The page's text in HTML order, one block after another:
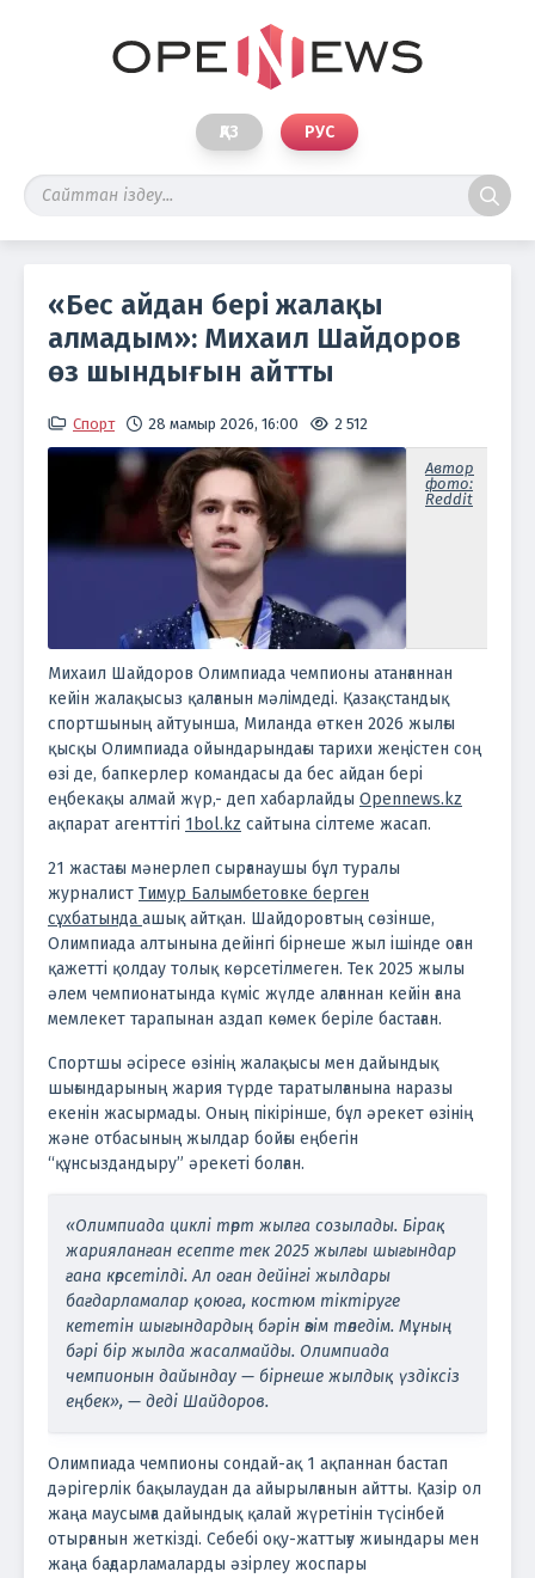
ҚАЗ РУС
«Бес айдан бері жалақы
алмадым»: Михаил Шайдоров
өз шындығын айтты
Спорт 28 мамыр 2026, 16:00 2 512
Автор
фото:
Reddit
Михаил Шайдоров Олимпиада чемпионы атанғаннан
кейін жалақысыз қалғанын мәлімдеді. Қазақстандық
спортшының айтуынша, Миланда өткен 2026 жылғы
қысқы Олимпиада ойындарындағы тарихи жеңістен соң
өзі де, бапкерлер командасы да бес айдан бері
еңбекақы алмай жүр,- деп хабарлайды Оpennews.kz
ақпарат агенттігі 1bol.kz сайтына сілтеме жасап.
21 жастағы мәнерлеп сырғанаушы бұл туралы
журналист Тимур Балымбетовке берген
сұхбатында ашық айтқан. Шайдоровтың сөзінше,
Олимпиада алтынына дейінгі бірнеше жыл ішінде оған
қажетті қолдау толық көрсетілмеген. Тек 2025 жылы
әлем чемпионатында күміс жүлде алғаннан кейін ғана
мемлекет тарапынан аздап көмек беріле бастаған.
Спортшы әсіресе өзінің жалақысы мен дайындық
шығындарының жария түрде таратылғанына наразы
екенін жасырмады. Оның пікірінше, бұл әрекет өзінің
және отбасының жылдар бойғы еңбегін
“құнсыздандыру” әрекеті болған.
«Олимпиада циклі төрт жылға созылады. Бірақ
жарияланған есепте тек 2025 жылғы шығындар
ғана көрсетілді. Ал оған дейінгі жылдары
бағдарламалар қоюға, костюм тіктіруге
кететін шығындардың бәрін өзім төледім. Мұның
бәрі бір жылда жасалмайды. Олимпиада
чемпионын дайындау — бірнеше жылдық үздіксіз
еңбек», — деді Шайдоров.
Олимпиада чемпионы сондай-ақ 1 ақпаннан бастап
дәрігерлік бақылаудан да айырылғанын айтты. Қазір ол
жаңа маусымға дайындық қалай жүретінін түсінбей
отырғанын жеткізді. Себебі оқу-жаттығу жиындары мен
жаңа бағдарламаларды әзірлеу жоспары